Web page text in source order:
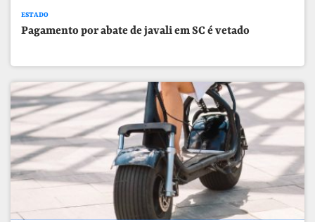
ESTADO
Pagamento por abate de javali em SC é vetado